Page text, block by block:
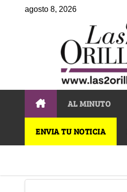
agosto 8, 2026
AL MINUTO
ENVIA TU NOTICIA